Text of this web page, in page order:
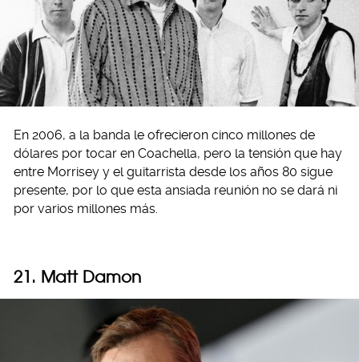
En 2006, a la banda le ofrecieron cinco millones de
dólares por tocar en Coachella, pero la tensión que hay
entre Morrisey y el guitarrista desde los años 80 sigue
presente, por lo que esta ansiada reunión no se dará ni
por varios millones más.
21. Matt Damon